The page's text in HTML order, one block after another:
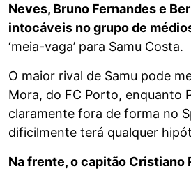
Neves, Bruno Fernandes e
intocáveis no grupo de
‘meia-vaga’ para Samu Costa.
O maior rival de Samu pode
Mora, do FC Porto, enquanto
claramente fora de forma no
dificilmente terá qualquer
Na frente, o capitão Cristiano